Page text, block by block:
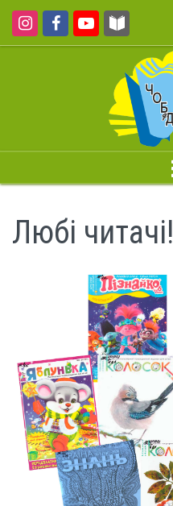
Любі читачі!